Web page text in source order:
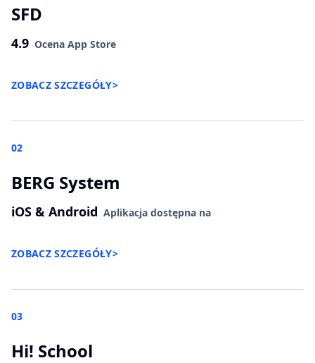
SFD
4.9 Ocena App Store
ZOBACZ SZCZEGÓŁY>
02
BERG System
iOS & Android Aplikacja dostępna na
ZOBACZ SZCZEGÓŁY>
03
Hi! School